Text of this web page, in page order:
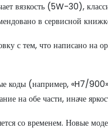
вязкость (5W-30),
в сервисной
с тем, что написано на
коды (например, «H7/
на обе части, иначе
со временем. Новые